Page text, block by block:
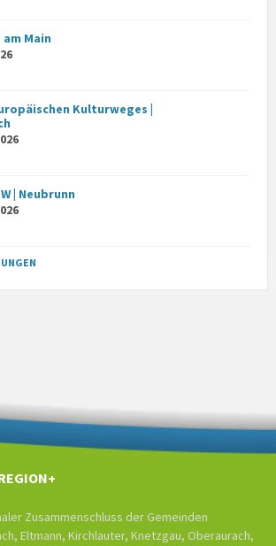
Main
Kulturweges |
| Neubrunn
Zusammenschluss der Gemeinden
Eltmann, Kirchlauter, Knetzgau, Oberaurach,